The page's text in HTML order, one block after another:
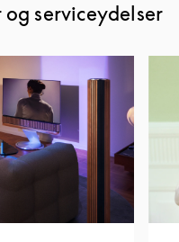
serviceydelser